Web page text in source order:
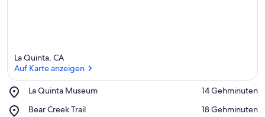
La Quinta, CA
Auf Karte anzeigen
La Quinta Museum
Place,
Quinta
‪14 Gehminuten‬
Bear Creek Trail
Place,
‪18 Gehminuten‬